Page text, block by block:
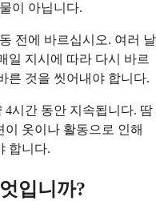
이 아닙니다.
전에 바르십시오. 여러 날
일 지시에 따라 다시 바르
른 것을 씻어내야 합니다.
4시간 동안 지속됩니다. 땀
옷이나 활동으로 인해
합니다.
입니까?